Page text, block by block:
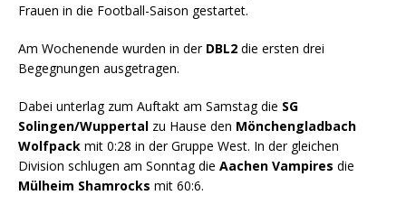
Frauen in die Football-Saison gestartet.
Am Wochenende wurden in der DBL2 die ersten drei
Begegnungen ausgetragen.
Dabei unterlag zum Auftakt am Samstag die SG
Solingen/Wuppertal zu Hause den Mönchengladbach
Wolfpack mit 0:28 in der Gruppe West. In der gleichen
Division schlugen am Sonntag die Aachen Vampires die
Mülheim Shamrocks mit 60:6.